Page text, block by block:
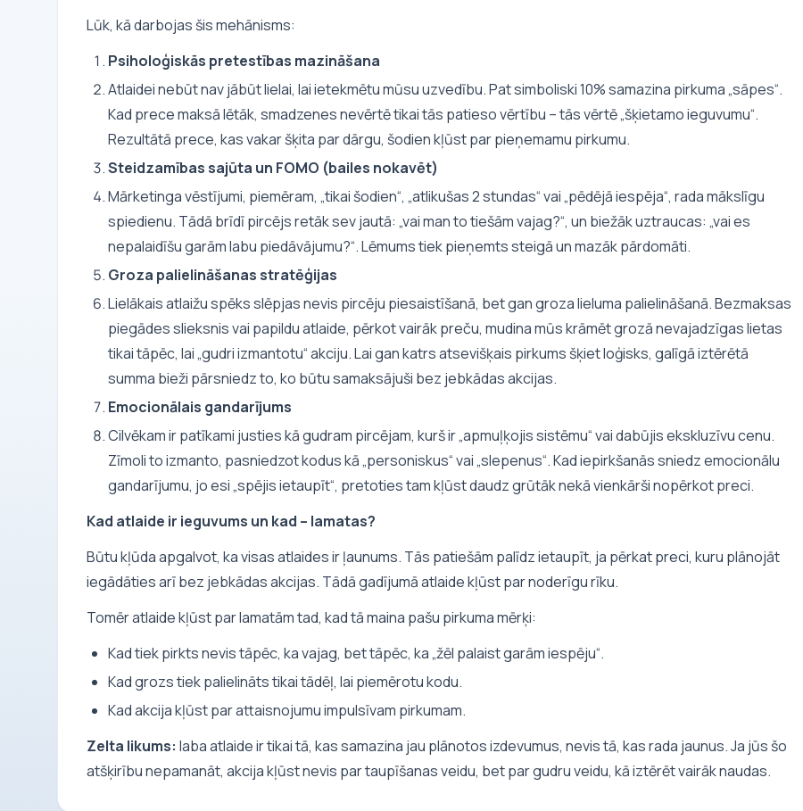
Lūk, kā darbojas šis mehānisms:
Psiholoģiskās pretestības mazināšana
Atlaidei nebūt nav jābūt lielai, lai ietekmētu mūsu uzvedību. Pat simboliski 10% samazina pirkuma „sāpes“.
Kad prece maksā lētāk, smadzenes nevērtē tikai tās patieso vērtību – tās vērtē „šķietamo ieguvumu“.
Rezultātā prece, kas vakar šķita par dārgu, šodien kļūst par pieņemamu pirkumu.
Steidzamības sajūta un FOMO (bailes nokavēt)
Mārketinga vēstījumi, piemēram, „tikai šodien“, „atlikušas 2 stundas“ vai „pēdējā iespēja“, rada mākslīgu
spiedienu. Tādā brīdī pircējs retāk sev jautā: „vai man to tiešām vajag?“, un biežāk uztraucas: „vai es
nepalaidīšu garām labu piedāvājumu?“. Lēmums tiek pieņemts steigā un mazāk pārdomāti.
Groza palielināšanas stratēģijas
Lielākais atlaižu spēks slēpjas nevis pircēju piesaistīšanā, bet gan groza lieluma palielināšanā. Bezmaksas
piegādes slieksnis vai papildu atlaide, pērkot vairāk preču, mudina mūs krāmēt grozā nevajadzīgas lietas
tikai tāpēc, lai „gudri izmantotu“ akciju. Lai gan katrs atsevišķais pirkums šķiet loģisks, galīgā iztērētā
summa bieži pārsniedz to, ko būtu samaksājuši bez jebkādas akcijas.
Emocionālais gandarījums
Cilvēkam ir patīkami justies kā gudram pircējam, kurš ir „apmuļķojis sistēmu“ vai dabūjis ekskluzīvu cenu.
Zīmoli to izmanto, pasniedzot kodus kā „personiskus“ vai „slepenus“. Kad iepirkšanās sniedz emocionālu
gandarījumu, jo esi „spējis ietaupīt“, pretoties tam kļūst daudz grūtāk nekā vienkārši nopērkot preci.
Kad atlaide ir ieguvums un kad – lamatas?
Būtu kļūda apgalvot, ka visas atlaides ir ļaunums. Tās patiešām palīdz ietaupīt, ja pērkat preci, kuru plānojāt
iegādāties arī bez jebkādas akcijas. Tādā gadījumā atlaide kļūst par noderīgu rīku.
Tomēr atlaide kļūst par lamatām tad, kad tā maina pašu pirkuma mērķi:
Kad tiek pirkts nevis tāpēc, ka vajag, bet tāpēc, ka „žēl palaist garām iespēju“.
Kad grozs tiek palielināts tikai tādēļ, lai piemērotu kodu.
Kad akcija kļūst par attaisnojumu impulsīvam pirkumam.
Zelta likums: laba atlaide ir tikai tā, kas samazina jau plānotos izdevumus, nevis tā, kas rada jaunus. Ja jūs šo
atšķirību nepamanāt, akcija kļūst nevis par taupīšanas veidu, bet par gudru veidu, kā iztērēt vairāk naudas.